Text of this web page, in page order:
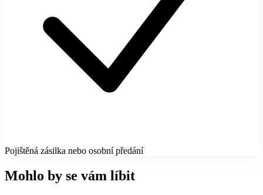
Pojištěná zásilka nebo osobní předání
Mohlo by se vám líbit